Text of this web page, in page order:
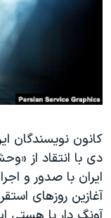
فرهنگ و زندگی
گالری عکس
آرشیو پخش زنده
انتخابات ریاست
اعتراضات زن،
مجموعه مستندهای
تریبونال مردمی آبان ۹۸
زبانهای مختلف
دی با انتقاد از
ایران با صدور و
آغازین روزهای